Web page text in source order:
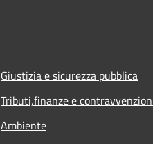
Giustizia e sicurezza pubblica
Tributi,finanze e
Ambiente